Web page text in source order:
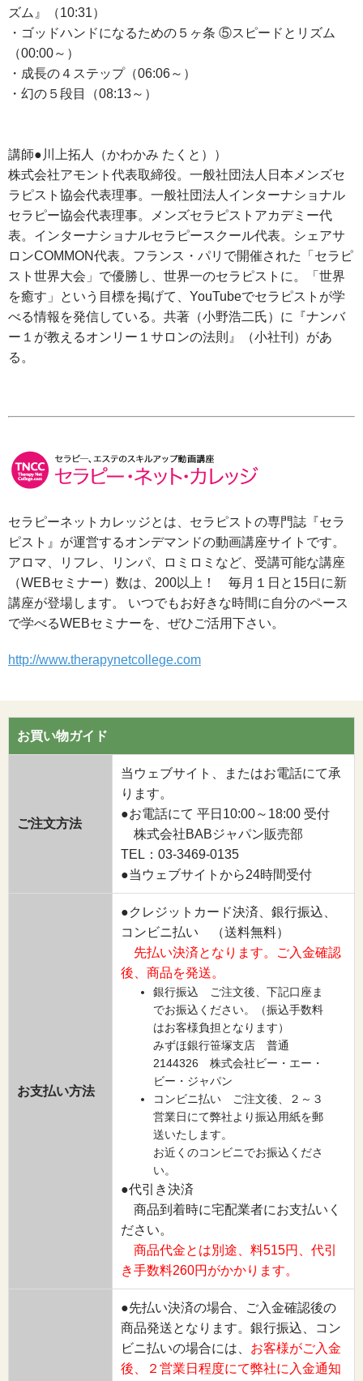
ズム』（10:31）
・ゴッドハンドになるための５ヶ条 ⑤スピードとリズム
（00:00～）
・成長の４ステップ（06:06～）
・幻の５段目（08:13～）
講師●川上拓人（かわかみ たくと））
株式会社アモント代表取締役。一般社団法人日本メンズセ
ラピスト協会代表理事。一般社団法人インターナショナル
セラピー協会代表理事。メンズセラピストアカデミー代
表。インターナショナルセラピースクール代表。シェアサ
ロンCOMMON代表。フランス・パリで開催された「セラピ
スト世界大会」で優勝し、世界一のセラピストに。「世界
を癒す」という目標を掲げて、YouTubeでセラピストが学
べる情報を発信している。共著（小野浩二氏）に『ナンバ
ー１が教えるオンリー１サロンの法則』（小社刊）があ
る。
セラピーネットカレッジとは、セラピストの専門誌『セラ
ピスト』が運営するオンデマンドの動画講座サイトです。
アロマ、リフレ、リンパ、ロミロミなど、受講可能な講座
（WEBセミナー）数は、200以上！ 毎月１日と15日に新
講座が登場します。 いつでもお好きな時間に自分のペース
で学べるWEBセミナーを、ぜひご活用下さい。
http://www.therapynetcollege.com
お買い物ガイド
ご注文方法
当ウェブサイト、またはお電話にて承
ります。
●お電話にて 平日10:00～18:00 受付
株式会社BABジャパン販売部
TEL：03-3469-0135
●当ウェブサイトから24時間受付
お支払い方法
●クレジットカード決済、銀行振込、
コンビニ払い （送料無料）
先払い決済となります。ご入金確認
後、商品を発送。
銀行振込 ご注文後、下記口座ま
でお振込ください。（振込手数料
はお客様負担となります）
みずほ銀行笹塚支店 普通
2144326 株式会社ビー・エー・
ビー・ジャパン
コンビニ払い ご注文後、２～３
営業日にて弊社より振込用紙を郵
送いたします。
お近くのコンビニでお振込くださ
い。
●代引き決済
商品到着時に宅配業者にお支払いく
ださい。
商品代金とは別途、料515円、代引
き手数料260円がかかります。
●先払い決済の場合、ご入金確認後の
商品発送となります。銀行振込、コン
ビニ払いの場合には、 お客様がご入金
後、２営業日程度にて弊社に入金通知